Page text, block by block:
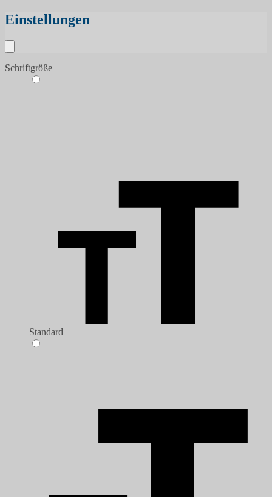
Einstellungen
Schriftgröße
Standard